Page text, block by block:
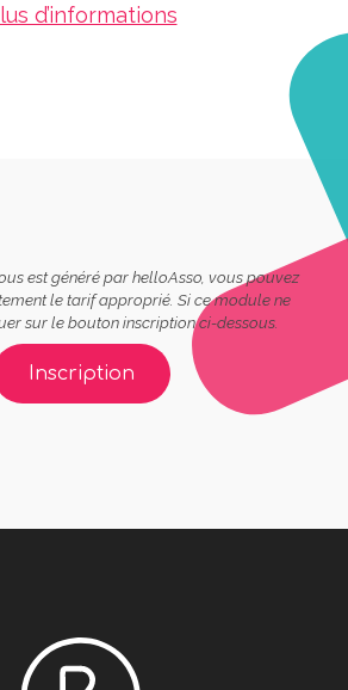
d’informations
est généré par helloAsso, vous pouvez
le tarif approprié. Si ce module ne
sur le bouton inscription ci-dessous.
Inscription